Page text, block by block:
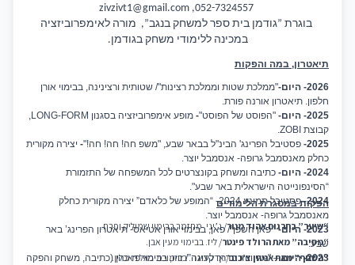
052-7324557,
zivzivt1@gmail.com
בוגרת ”גודמן בית ספר למשחק בנגב”, מורה לאימפרוביזציה
במכינה ללימודי משחק בגודמן.
תיאטרון, במה והפקות
2026- היום- "ממלכת שטות וממלכת רצינות"/ שטותית ורצינינה, בבימוי אורן
חלפון. תיאטרון אורנה פורת.
2025- היום-
"הפוסט של הפוסט"-
קבוצת ZOBI.
2025- פסטיבל הפרינג' הבינ"ל בבאר שבע, "משפ חה! חה! חה!"- יצירה מקורית
כחלק מאנסמבל גרופה- אנסמבל יוצר.
2024- היום-
כתיבה ומשחק בקונצרטים לכל המשפחה של התזמורת
“הסינפונייטה הישראלית באר שבע".
2024-
פסטיבל תמונע 2024- “המופע של כלאדם” יצירה מקורית כחלק
מאנסמבל גרופה- אנסמבל יוצר.
2023- היום- "
פאן השפן”/ פאן, בבימוי אורן אטיאס- תיאטרון הפרינג’ באר
שבע.
2023- היום
– "גיגי וזוזו בדרך לעוגה”/ זוזו, בבימוי פז כהן (כתיבה, משחק והפקה
הפקות במסגרת הלימודים
“שיער” בתרגום אהוד מנור/ ג’יני. מחזמר בבימוי שמוליק יפרח.
“מסיבה” מאת הרולד פינטר/ ליז. בבימוי מעין אבן.
“השחף” מאת אנטון צ’כוב/ ארקדינה. בבימוי מיכאל ראכלין.